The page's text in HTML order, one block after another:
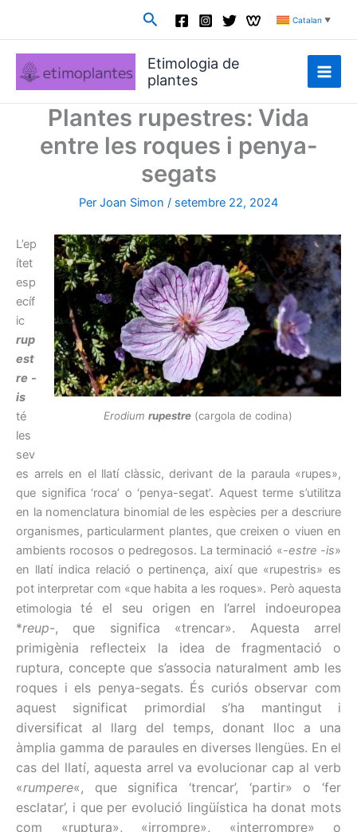
Cerca Catalan ▼
Etimologia de
plantes
Plantes rupestres: Vida
entre les roques i penya-
segats
Per Joan Simon / setembre 22, 2024
Erodium rupestre(cargola de codina)
L’ep
ítet
esp
ecíf
ic
rup
est
re -
is
té
les
sev
es arrels en el llatí clàssic, derivant de la paraula «rupes»,
que significa ‘roca’ o ‘penya-segat’. Aquest terme s’utilitza
en la nomenclatura binomial de les espècies per a descriure
organismes, particularment plantes, que creixen o viuen en
ambients rocosos o pedregosos. La terminació «-estre -is»
en llatí indica relació o pertinença, així que «rupestris» es
pot interpretar com «que habita a les roques». Però aquesta
etimologia té el seu origen en l’arrel indoeuropea
*reup-, que significa «trencar». Aquesta arrel
primigènia reflecteix la idea de fragmentació o
ruptura, concepte que s’associa naturalment amb les
roques i els penya-segats. És curiós observar com
aquest significat primordial s’ha mantingut i
diversificat al llarg del temps, donant lloc a una
àmplia gamma de paraules en diverses llengües. En el
cas del llatí, aquesta arrel va evolucionar cap al verb
«rumpere«, que significa ‘trencar’, ‘partir» o ‘fer
esclatar’, i que per evolució lingüística ha donat mots
com «ruptura», «irrompre», «interrompre» o